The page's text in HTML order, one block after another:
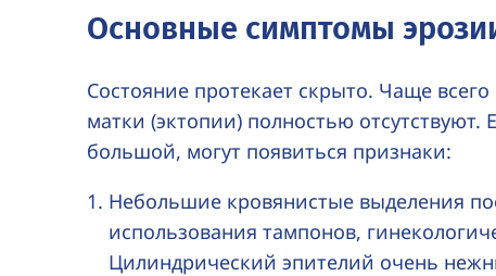
Основные симптомы
Состояние протекает скрыто. Чаще
матки (эктопии) полностью отсутствуют.
большой, могут появиться признаки:
Небольшие кровянистые выделения
использования тампонов,
Цилиндрический эпителий очень